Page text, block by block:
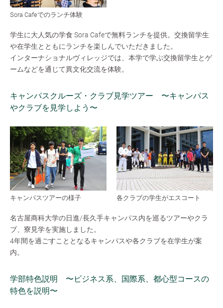
Sora Cafeでのランチ体験
学生に大人気の学食 Sora Cafeで無料ランチを提供。交換留学生
や在学生とともにランチを楽しんでいただきました。
インターナショナルヴィレッジでは、本学で学ぶ交換留学生とゲ
ームなどを通じて異文化交流を体験。
キャンパスクルーズ・クラブ見学ツアー 〜キャンパス
やクラブを見学しよう〜
キャンパスツアーの様子 各クラブの学生がエスコート
名古屋商科大学の日進/長久手キャンパス内を巡るツアーやクラ
ブ、寮見学を実施しました。
4年間を過ごすこととなるキャンパスや各クラブを在学生が案
内。
学部特色説明 〜ビジネス系、国際系、都心型コースの
特色を説明〜